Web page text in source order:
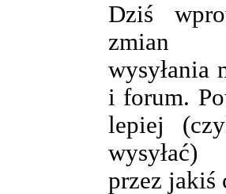
Dziś
zmian
wysyłania
i forum.
lepiej
przez jakiś